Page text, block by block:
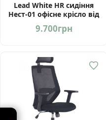
Lead White HR сидіння
Нест-01 офісне крісло від
фабрики АМФ Україна
9.700грн